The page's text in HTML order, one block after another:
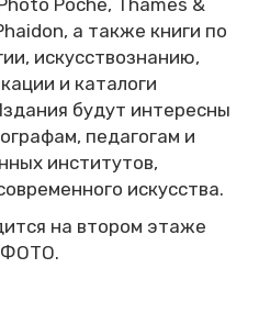
а также книги по
искусствознанию,
и каталоги
будут интересны
педагогам и
институтов,
искусства.
на втором этаже